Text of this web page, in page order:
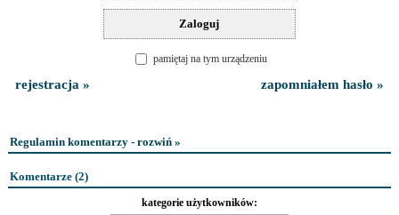
pamiętaj na tym urządzeniu
rejestracja » zapomniałem hasło »
Regulamin komentarzy - rozwiń »
Komentarze (2)
kategorie użytkowników: